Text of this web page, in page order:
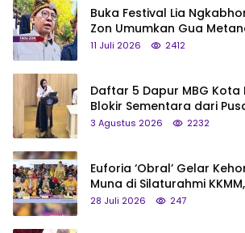
Buka Festival Lia
Zon Umumkan Gua
Status Jadi Cagar Budaya
11 Juli 2026 2412
Daftar 5 Dapur MBG Kota
Blokir Sementara dari
3 Agustus 2026 2232
Euforia ‘Obral’ Gelar
Muna di Silaturahmi
Saya Bukan Tipe Begitu,
28 Juli 2026 247